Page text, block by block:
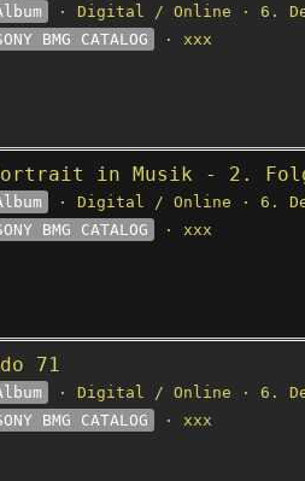
· Digital / Online · 6.
BMG CATALOG
· xxx
in Musik - 2.
· Digital / Online · 6.
BMG CATALOG
· xxx
71
· Digital / Online · 6.
BMG CATALOG
· xxx